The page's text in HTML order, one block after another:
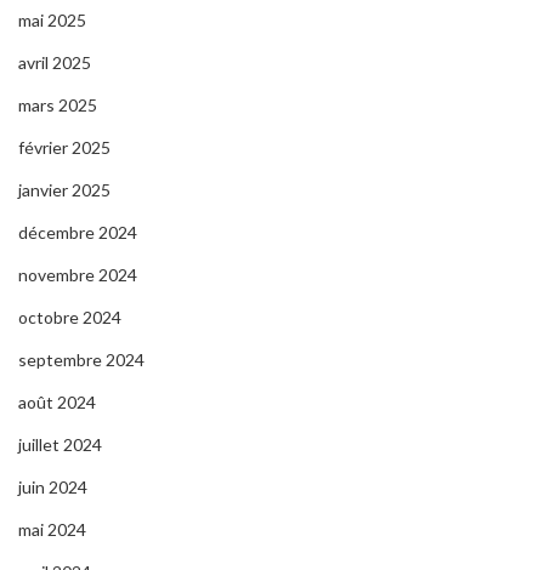
mai 2025
avril 2025
mars 2025
février 2025
janvier 2025
décembre 2024
novembre 2024
octobre 2024
septembre 2024
août 2024
juillet 2024
juin 2024
mai 2024